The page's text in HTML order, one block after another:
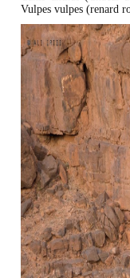
Vulpes vulpes (renard